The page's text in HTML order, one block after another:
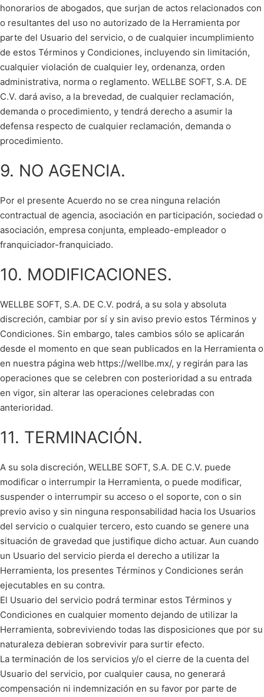
honorarios de abogados, que surjan de actos relacionados con
o resultantes del uso no autorizado de la Herramienta por
parte del Usuario del servicio, o de cualquier incumplimiento
de estos Términos y Condiciones, incluyendo sin limitación,
cualquier violación de cualquier ley, ordenanza, orden
administrativa, norma o reglamento. WELLBE SOFT, S.A. DE
C.V. dará aviso, a la brevedad, de cualquier reclamación,
demanda o procedimiento, y tendrá derecho a asumir la
defensa respecto de cualquier reclamación, demanda o
procedimiento.
9. NO AGENCIA.
Por el presente Acuerdo no se crea ninguna relación
contractual de agencia, asociación en participación, sociedad o
asociación, empresa conjunta, empleado-empleador o
franquiciador-franquiciado.
10. MODIFICACIONES.
WELLBE SOFT, S.A. DE C.V. podrá, a su sola y absoluta
discreción, cambiar por sí y sin aviso previo estos Términos y
Condiciones. Sin embargo, tales cambios sólo se aplicarán
desde el momento en que sean publicados en la Herramienta o
en nuestra página web https://wellbe.mx/, y regirán para las
operaciones que se celebren con posterioridad a su entrada
en vigor, sin alterar las operaciones celebradas con
anterioridad.
11. TERMINACIÓN.
A su sola discreción, WELLBE SOFT, S.A. DE C.V. puede
modificar o interrumpir la Herramienta, o puede modificar,
suspender o interrumpir su acceso o el soporte, con o sin
previo aviso y sin ninguna responsabilidad hacia los Usuarios
del servicio o cualquier tercero, esto cuando se genere una
situación de gravedad que justifique dicho actuar. Aun cuando
un Usuario del servicio pierda el derecho a utilizar la
Herramienta, los presentes Términos y Condiciones serán
ejecutables en su contra.
El Usuario del servicio podrá terminar estos Términos y
Condiciones en cualquier momento dejando de utilizar la
Herramienta, sobreviviendo todas las disposiciones que por su
naturaleza debieran sobrevivir para surtir efecto.
La terminación de los servicios y/o el cierre de la cuenta del
Usuario del servicio, por cualquier causa, no generará
compensación ni indemnización en su favor por parte de